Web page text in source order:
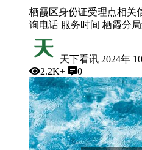
栖霞区身份证受理点相
询电话 服务时间 栖霞分
天下看讯 2024年
2.2K+
0